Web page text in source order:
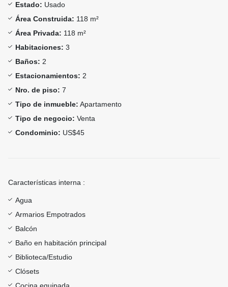
Estado: Usado
Área Construida: 118 m²
Área Privada: 118 m²
Habitaciones: 3
Baños: 2
Estacionamientos: 2
Nro. de piso: 7
Tipo de inmueble: Apartamento
Tipo de negocio: Venta
Condominio: US$45
Características interna :
Agua
Armarios Empotrados
Balcón
Baño en habitación principal
Biblioteca/Estudio
Clósets